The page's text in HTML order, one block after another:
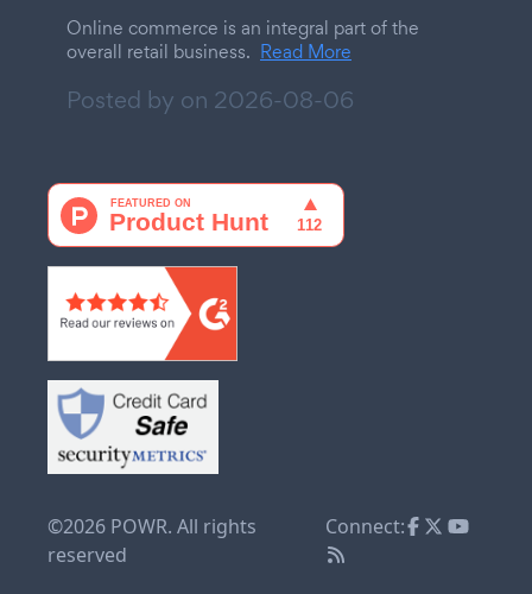
Online commerce is an integral part of the
overall retail business. Read More
Posted by on 2026-08-06
©2026 POWR. All rights
reserved
Connect: